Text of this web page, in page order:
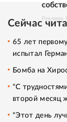
Реклама.
Сейчас
65 лет
испытал
Бомба на
"С
второй месяц
"Этот день